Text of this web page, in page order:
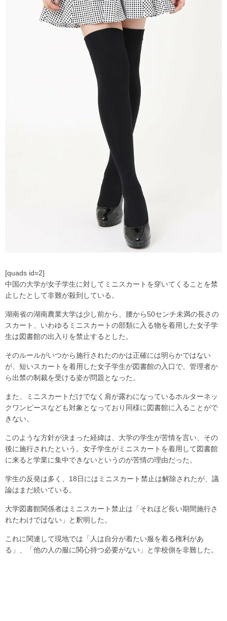
[quads id=2]
中国の大学が女子学生に対してミニスカートを穿いてくることを禁
止したとして非難が殺到している。
湖南省の湖南農業大学は少し前から、腰から50センチ未満の長さの
スカート、いわゆるミニスカートの部類に入る物を着用した女子学
生は図書館の出入りを禁止するとした。
そのルールがいつから施行されたのかは正確には明らかではない
が、短いスカートを着用した女子学生が図書館の入口で、管理者か
ら出禁の制裁を受ける姿が問題となった。
また、ミニスカートだけでなく肩が露わになっているホルターネッ
クワンピースなども対象となっており同様に図書館に入ることがで
きない。
このような方針が決まった経緯は、大学の学生が苦情を言い、その
後に施行されたという。女子学生がミニスカートを着用して図書館
に来ると学業に集中できないというのが苦情の理由だった。
学生の反発は多く、18日にはミニスカート禁止は解除されたが、議
論はまだ続いている。
大学図書館関係者はミニスカート禁止は「それほど長い期間施行さ
れたわけではない」と釈明した。
これに関連して現地では「人は自分が着たい服を着る権利があ
る」、「他の人の服に関心持つ必要がない」と学校側を非難した。